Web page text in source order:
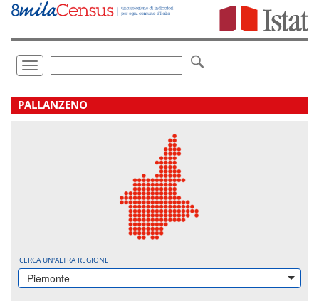
Vai
direttamente
Toggle
navigation
.
PALLANZENO
CERCA UN'ALTRA REGIONE
Piemonte